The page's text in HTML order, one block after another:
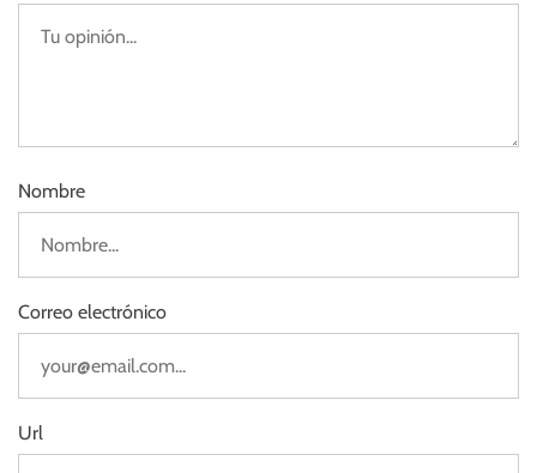
Nombre
Correo electrónico
Url